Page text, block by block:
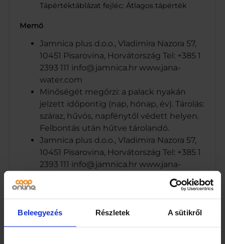
Beleegyezés Részletek A sütikről
Tápértéktáblázat fejléc: Átlagos tápérték
Memó
Jamnica plus d.o.o., Vladimira Nazora 57,
10451 Pisarovina, Horvátország Tel: +385 1
2393 111 info@jamnica.hr www.jana-
water.com
Minőségét megőrzi: a palack nyakán
jelzett időpontig (nap, hónap, év). Tárolás:
száraz, hűvös, napfénytől védett helyen.
Felbontás után hűtve tárolandó.
Jamnica plus d.o.o., Vladimira Nazora 57,
10451 Pisarovina, Horvátország Tel: +385 1
2393 111 info@jamnica.hr www.jana-
Energiaszegény szénsavmentes üdítőital
tea kivonattal, cukorral és édesítőszerrel,
citrom ízével. Pasztörizált.
Vladimira Nazora 57, 10451 Pisarovina,